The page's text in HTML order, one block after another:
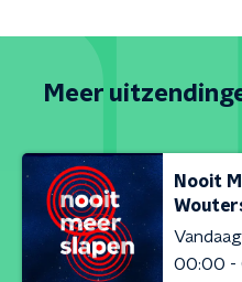
Meer
Nooit
Vandaag
00:00 -